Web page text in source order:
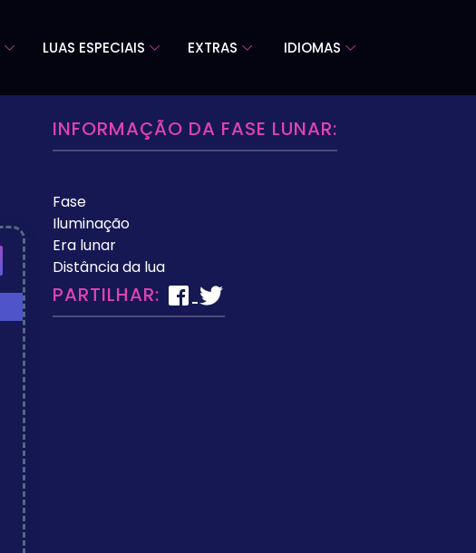
LUAS ESPECIAIS EXTRAS IDIOMAS
INFORMAÇÃO DA FASE LUNAR:
Fase
Iluminação
Era lunar
Distância da lua
PARTILHAR: